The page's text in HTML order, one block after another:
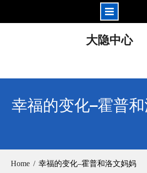
大隐中心
幸福的变化–霍普
Home 幸福的变化–霍普和洛文妈妈